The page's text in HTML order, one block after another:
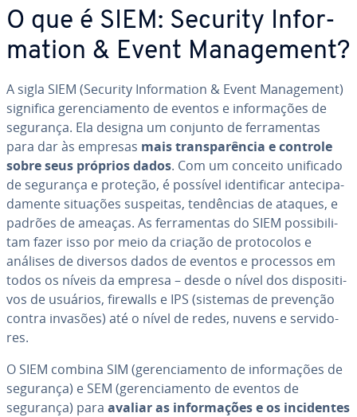
O que é SIEM: Security In­for­
ma­tion & Event Ma­na­ge­ment?
A sigla SIEM (Security In­for­ma­tion & Event Ma­na­ge­ment)
significa ge­ren­ci­a­mento de eventos e in­for­ma­ções de
segurança. Ela designa um conjunto de fer­ra­men­tas
para dar às empresas mais trans­pa­rên­cia e controle
sobre seus próprios dados. Com um conceito unificado
de segurança e proteção, é possível iden­ti­fi­car an­te­ci­pa­
da­mente situações suspeitas, ten­dên­cias de ataques, e
padrões de ameaças. As fer­ra­men­tas do SIEM pos­si­bi­li­
tam fazer isso por meio da criação de pro­to­co­los e
análises de diversos dados de eventos e processos em
todos os níveis da empresa – desde o nível dos dis­po­si­ti­
vos de usuários, firewalls e IPS (sistemas de prevenção
contra invasões) até o nível de redes, nuvens e ser­vi­do­
res.
O SIEM combina SIM (ge­ren­ci­a­mento de in­for­ma­ções de
segurança) e SEM (ge­ren­ci­a­mento de eventos de
segurança) para avaliar as in­for­ma­ções e os in­ci­den­tes